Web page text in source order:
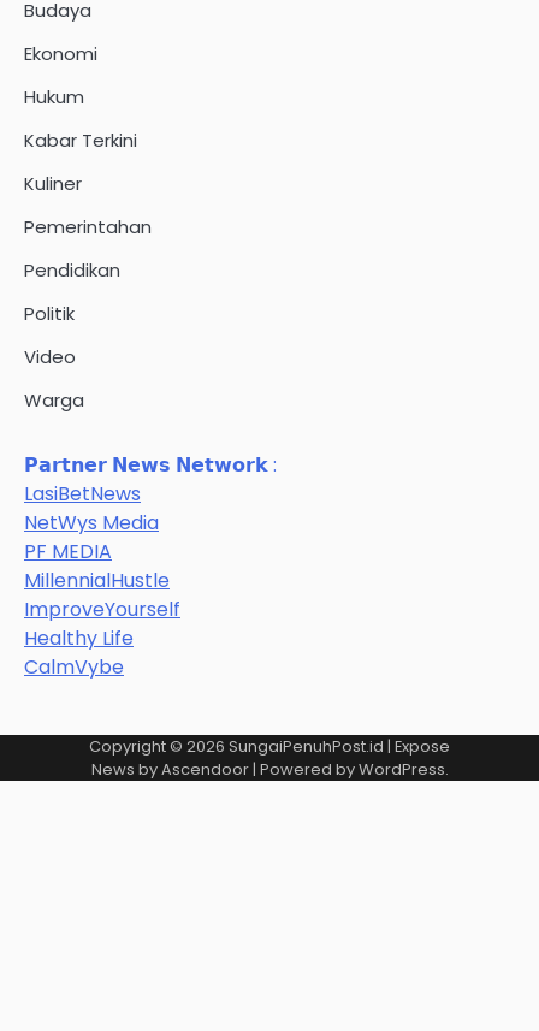
Budaya
Ekonomi
Hukum
Kabar Terkini
Kuliner
Pemerintahan
Pendidikan
Politik
Video
Warga
𝗣𝗮𝗿𝘁𝗻𝗲𝗿 𝗡𝗲𝘄𝘀 𝗡𝗲𝘁𝘄𝗼𝗿𝗸 :
LasiBetNews
NetWys Media
PF MEDIA
MillennialHustle
ImproveYourself
Healthy Life
CalmVybe
Copyright © 2026 SungaiPenuhPost.id | Expose
News byAscendoor| Powered byWordPress.